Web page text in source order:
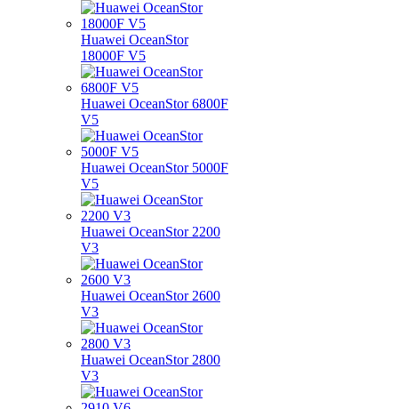
Huawei OceanStor
18000F V5
Huawei OceanStor 6800F
V5
Huawei OceanStor 5000F
V5
Huawei OceanStor 2200
V3
Huawei OceanStor 2600
V3
Huawei OceanStor 2800
V3